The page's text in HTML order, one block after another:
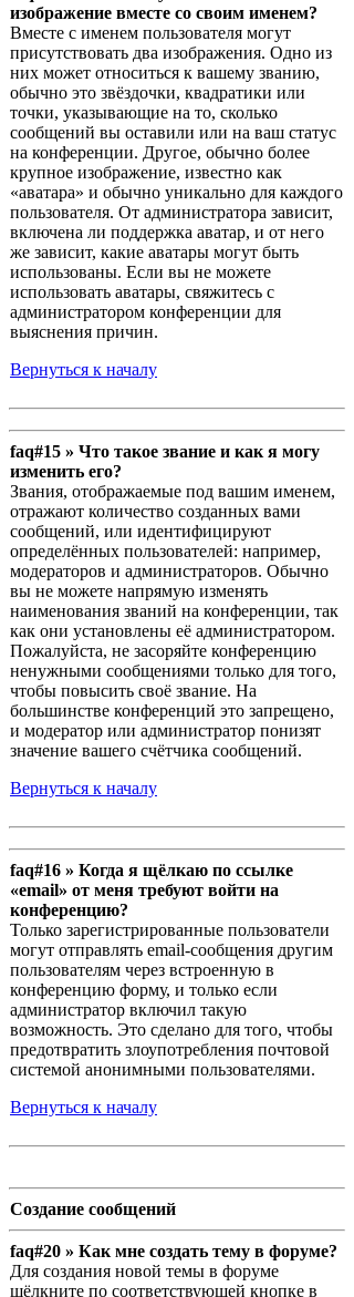
изображение вместе со своим именем?
Вместе с именем пользователя могут
присутствовать два изображения. Одно из
них может относиться к вашему званию,
обычно это звёздочки, квадратики или
точки, указывающие на то, сколько
сообщений вы оставили или на ваш статус
на конференции. Другое, обычно более
крупное изображение, известно как
«аватара» и обычно уникально для каждого
пользователя. От администратора зависит,
включена ли поддержка аватар, и от него
же зависит, какие аватары могут быть
использованы. Если вы не можете
использовать аватары, свяжитесь с
администратором конференции для
выяснения причин.
Вернуться к началу
faq#15 » Что такое звание и как я могу
изменить его?
Звания, отображаемые под вашим именем,
отражают количество созданных вами
сообщений, или идентифицируют
определённых пользователей: например,
модераторов и администраторов. Обычно
вы не можете напрямую изменять
наименования званий на конференции, так
как они установлены её администратором.
Пожалуйста, не засоряйте конференцию
ненужными сообщениями только для того,
чтобы повысить своё звание. На
большинстве конференций это запрещено,
и модератор или администратор понизят
значение вашего счётчика сообщений.
Вернуться к началу
faq#16 » Когда я щёлкаю по ссылке
«email» от меня требуют войти на
конференцию?
Только зарегистрированные пользователи
могут отправлять email-сообщения другим
пользователям через встроенную в
конференцию форму, и только если
администратор включил такую
возможность. Это сделано для того, чтобы
предотвратить злоупотребления почтовой
системой анонимными пользователями.
Вернуться к началу
Создание сообщений
faq#20 » Как мне создать тему в форуме?
Для создания новой темы в форуме
щёлкните по соответствующей кнопке в